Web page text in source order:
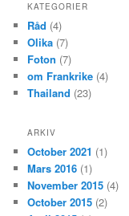
KATEGORIER
Råd (4)
Olika (7)
Foton (7)
om Frankrike (4)
Thailand (23)
ARKIV
October 2021 (1)
Mars 2016 (1)
November 2015 (4)
October 2015 (2)